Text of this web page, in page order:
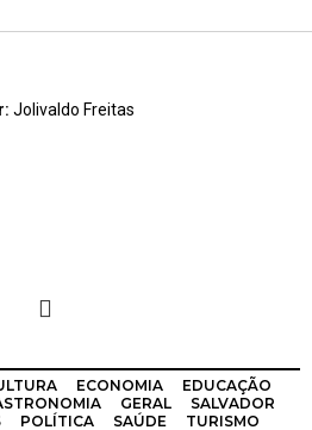
Jolivaldo Freitas
ECONOMIA
EDUCAÇÃO
GERAL
SALVADOR
POLÍTICA SAÚDE TURISMO